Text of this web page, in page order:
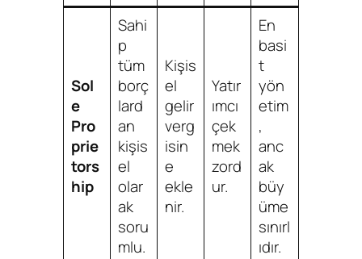
Sol
e
Pro
prie
tors
hip
Sahi
p
tüm
borç
lard
an
kişis
el
olar
ak
soru
mlu.
Kişis
el
gelir
verg
isin
e
ekle
nir.
Yatır
ımcı
çek
mek
zord
ur.
En
basi
t
yön
etim
,
anc
ak
büy
üme
sınırl
ıdır.